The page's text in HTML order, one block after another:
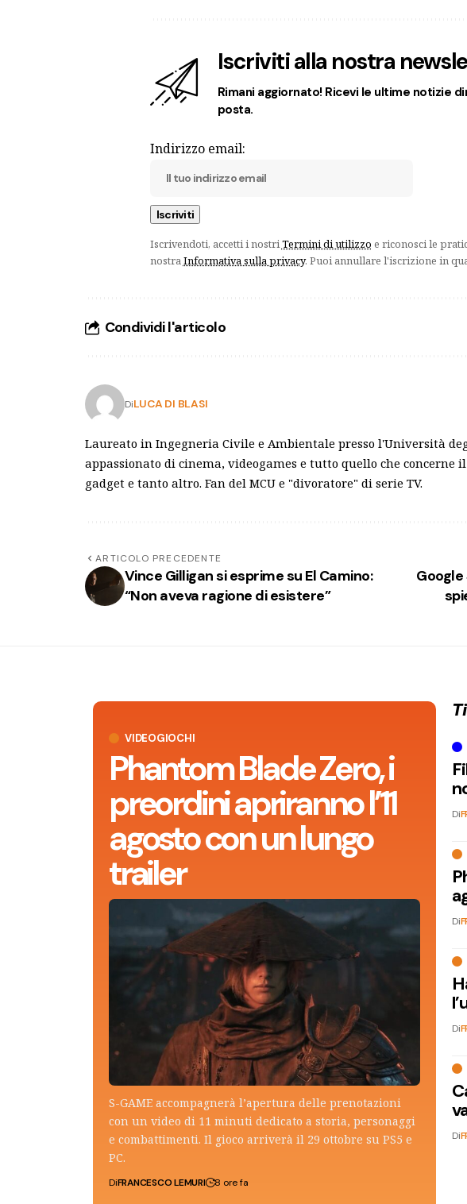
Iscriviti alla nostra
Rimani aggiornato! Ricevi le ultime notizie
posta.
Indirizzo email:
Iscrivendoti, accetti i nostriTermini di utilizzo e riconosci le
nostraInformativa sulla privacy. Puoi annullare l'iscrizione in
Condividi l'articolo
DiLUCA DI BLASI
Laureato in Ingegneria Civile e Ambientale presso l'Università
appassionato di cinema, videogames e tutto quello che concerne
gadget e tanto altro. Fan del MCU e "divoratore" di serie TV.
ARTICOLO PRECEDENTE
Vince Gilligan si esprime su El Camino:
“Non aveva ragione di esistere”
VIDEOGIOCHI
Phantom Blade Zero, i
preordini apriranno l’11
agosto con un lungo
trailer
S-GAME accompagnerà l’apertura delle prenotazioni
con un video di 11 minuti dedicato a storia, personaggi
e combattimenti. Il gioco arriverà il 29 ottobre su PS5 e
PC.
DiFRANCESCO LEMURI 8 ore fa
Di
Di
Di
Di